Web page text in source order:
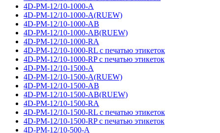
4D-PM-12/10-1000-A
4D-PM-12/10-1000-A(RUEW)
4D-PM-12/10-1000-AB
4D-PM-12/10-1000-AB(RUEW)
4D-PM-12/10-1000-RA
4D-PM-12/10-1000-RL с печатью этикеток
4D-PM-12/10-1000-RP с печатью этикеток
4D-PM-12/10-1500-A
4D-PM-12/10-1500-A(RUEW)
4D-PM-12/10-1500-AB
4D-PM-12/10-1500-AB(RUEW)
4D-PM-12/10-1500-RA
4D-PM-12/10-1500-RL с печатью этикеток
4D-PM-12/10-1500-RP с печатью этикеток
4D-PM-12/10-500-A